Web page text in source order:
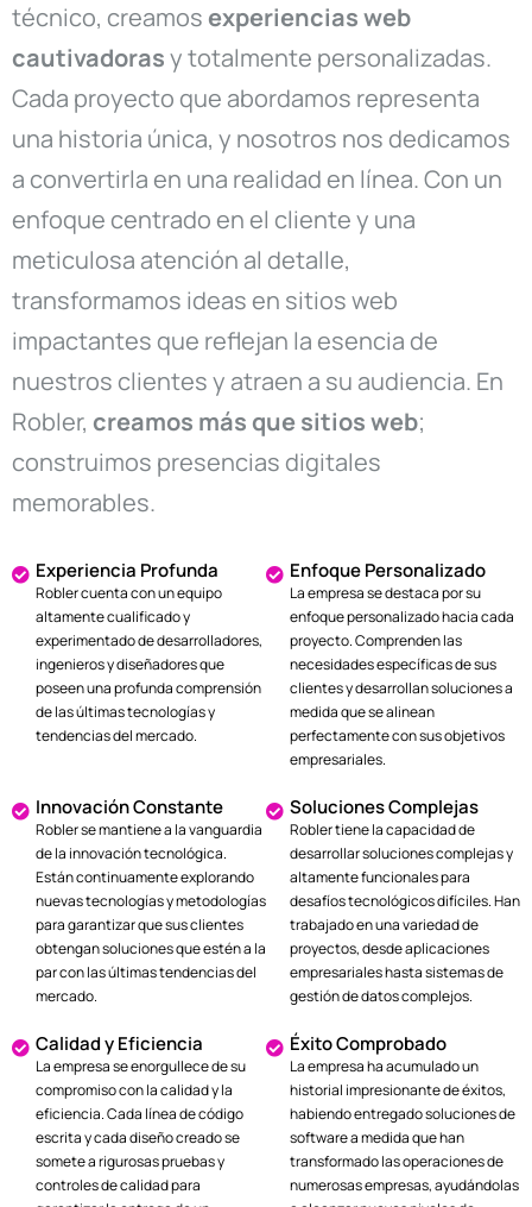
técnico, creamos experiencias web
cautivadorasy totalmente personalizadas.
Cada proyecto que abordamos representa
una historia única, y nosotros nos dedicamos
a convertirla en una realidad en línea. Con un
enfoque centrado en el cliente y una
meticulosa atención al detalle,
transformamos ideas en sitios web
impactantes que reflejan la esencia de
nuestros clientes y atraen a su audiencia. En
Robler, creamos más que sitios web;
construimos presencias digitales
memorables.
Experiencia Profunda
Robler cuenta con un equipo
altamente cualificado y
experimentado de desarrolladores,
ingenieros y diseñadores que
poseen una profunda comprensión
de las últimas tecnologías y
tendencias del mercado.
Enfoque Personalizado
La empresa se destaca por su
enfoque personalizado hacia cada
proyecto. Comprenden las
necesidades específicas de sus
clientes y desarrollan soluciones a
medida que se alinean
perfectamente con sus objetivos
empresariales.
Innovación Constante
Robler se mantiene a la vanguardia
de la innovación tecnológica.
Están continuamente explorando
nuevas tecnologías y metodologías
para garantizar que sus clientes
obtengan soluciones que estén a la
par con las últimas tendencias del
mercado.
Soluciones Complejas
Robler tiene la capacidad de
desarrollar soluciones complejas y
altamente funcionales para
desafíos tecnológicos difíciles. Han
trabajado en una variedad de
proyectos, desde aplicaciones
empresariales hasta sistemas de
gestión de datos complejos.
Calidad y Eficiencia
La empresa se enorgullece de su
compromiso con la calidad y la
eficiencia. Cada línea de código
escrita y cada diseño creado se
somete a rigurosas pruebas y
controles de calidad para
Éxito Comprobado
La empresa ha acumulado un
historial impresionante de éxitos,
habiendo entregado soluciones de
software a medida que han
transformado las operaciones de
numerosas empresas, ayudándolas